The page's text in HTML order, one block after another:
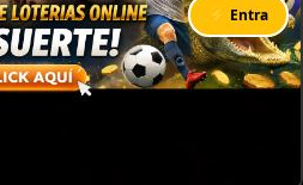
⚡ Entra